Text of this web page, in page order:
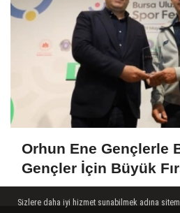
Orhun Ene Gençlerle
Gençler İçin Büyük
Sizlere daha iyi hizmet sunabilmek adına